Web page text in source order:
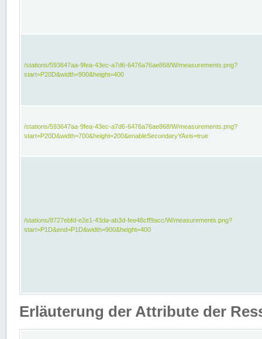
/stations/593647aa-9fea-43ec-a7d6-6476a76ae868/W/measurements.png?
start=P20D&width=900&height=400
/stations/593647aa-9fea-43ec-a7d6-6476a76ae868/W/measurements.png?
start=P20D&width=700&height=200&enableSecondaryYAxis=true
/stations/8727ebfd-e2e1-43da-ab3d-fee48cff9acc/W/measurements.png?
start=P1D&end=P1D&width=900&height=400
Erläuterung der Attribute der